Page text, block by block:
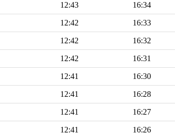
12:43 16:34
12:42 16:33
12:42 16:32
12:42 16:31
12:41 16:30
12:41 16:28
12:41 16:27
12:41 16:26